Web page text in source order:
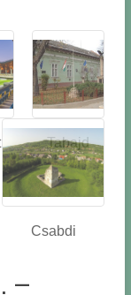
Tabajd
Csabdi
–